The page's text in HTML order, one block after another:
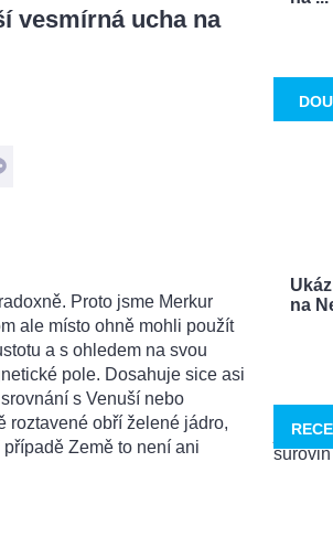
vesmírná ucha na
Proto jsme Merkur
ale místo ohně mohli použít
a s ohledem na svou
pole. Dosahuje sice asi
s Venuší nebo
roztavené obří želené jádro,
Země to není ani
na